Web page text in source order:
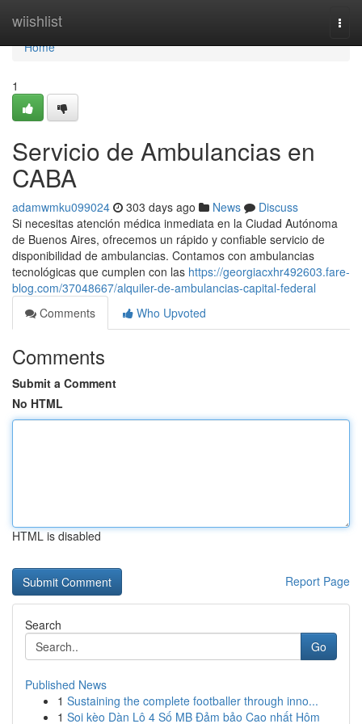
wiishlist
Home
Home
1
Servicio de Ambulancias en
CABA
adamwmku099024 303 days ago News
Discuss
Si necesitas atención médica inmediata en la Ciudad Autónoma
de Buenos Aires, ofrecemos un rápido y confiable servicio de
disponibilidad de ambulancias. Contamos con ambulancias
tecnológicas que cumplen con las https://georgiacxhr492603.fare-
blog.com/37048667/alquiler-de-ambulancias-capital-federal
Comments
Who Upvoted
Comments
Submit a Comment
No HTML
HTML is disabled
Report Page
Search
Go
Published News
1 Sustaining the complete footballer through inno...
1 Soi kèo Dàn Lô 4 Số MB Đảm bảo Cao nhất Hôm